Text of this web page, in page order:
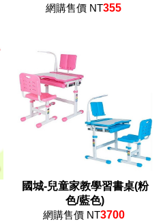
網購售價 NT355
國城-兒童家教學習書桌(粉
色/藍色)
網購售價 NT3700